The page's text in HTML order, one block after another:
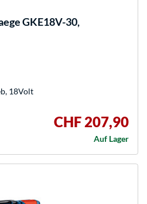
GKE18V-30,
18Volt
CHF 207,90
Auf Lager